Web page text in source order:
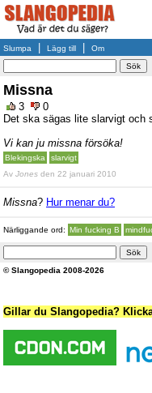
Slumpa Lägg till Om
Missna
3
0
Det ska sägas lite slarvigt och
Vi kan ju missna försöka!
Blekingska
slarvigt
Av Jones den 22 januari 2010
Missna? Hur menar du?
Närliggande ord: Min fucking B
© Slangopedia 2008-2026
Gillar du Slangopedia?